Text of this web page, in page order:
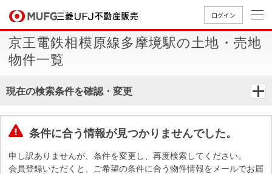
ログイン
買いたいTOP
売りたいTOP
店舗案内TOP
会社情報TOP
採用情報TOP
買いたい
売りたい
店舗案内
会社情報
京王電鉄相模原線多摩境駅の土地・売地
物件一覧
現在の検索条件を確認・変更
条件に合う情報が見つかりませんでした。
申し訳ありませんが、条件を変更し、再度検索してください。
会員登録いただくと、ご希望の条件に合う物件情報をメールでお届